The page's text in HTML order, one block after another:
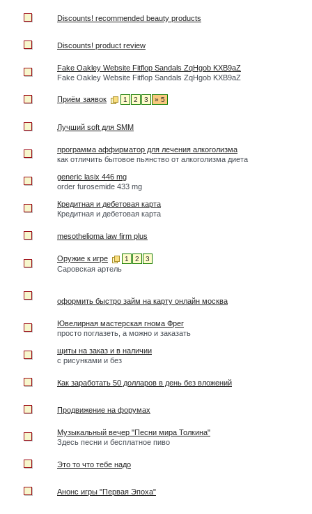
Discounts! recommended beauty products
Discounts! product review
Fake Oakley Website Fitflop Sandals ZqHgob KXB9aZ
Fake Oakley Website Fitflop Sandals ZqHgob KXB9aZ
Приём заявок 1 2 3 » 5
Лучший soft для SMM
программа аффирматор для лечения алкоголизма
как отличить бытовое пьянство от алкоголизма диета
generic lasix 446 mg
order furosemide 433 mg
Кредитная и дебетовая карта
Кредитная и дебетовая карта
mesothelioma law firm plus
Оружие к игре 1 2 3
Саровская артель
оформить быстро займ на карту онлайн москва
Ювелирная мастерская гнома Фрег
просто поглазеть, а можно и заказать
щиты на заказ и в наличии
с рисунками и без
Как заработать 50 долларов в день без вложений
Продвижение на форумах
Музыкальный вечер "Песни мира Толкина"
Здесь песни и бесплатное пиво
Это то что тебе надо
Анонс игры "Первая Эпоха"